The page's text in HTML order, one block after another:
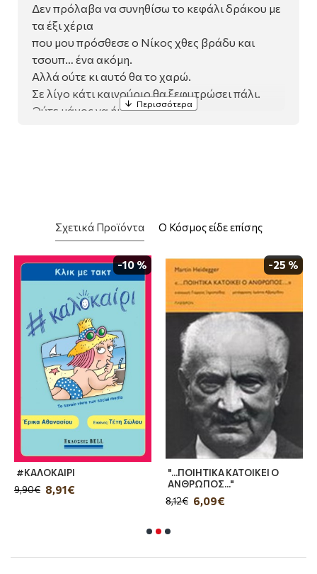
Δεν πρόλαβα να συνηθίσω το κεφάλι δράκου με
τα έξι χέρια
που μου πρόσθεσε ο Νίκος χθες βράδυ και
τσουπ… ένα ακόμη.
Αλλά ούτε κι αυτό θα το χαρώ.
Σε λίγο κάτι καινούριο θα ξεφυτρώσει πάλι.
Ούτε μάγος να ήμουνα με τόσες
με βλέπουν…
Όλοι φοβούνται κάτι. Κάποιον. Εμένα.
Εμένα με τα πολλά πρόσωπα και το ένα κι
ανατριχιαστικό όνομα.
Το ξέρεις. Φον…
Σχετικά Προϊόντα Ο Κόσμος είδε επίσης
-10 %
#ΚΑΛΟΚΑΙΡΙ
8,91€
9,90€
-25 %
"...ΠΟΙΗΤΙΚΑ ΚΑΤΟΙΚΕΙ Ο
ΑΝΘΡΩΠΟΣ..."
6,09€
8,12€